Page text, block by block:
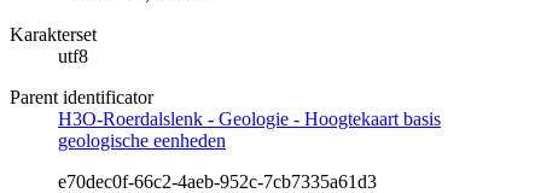
Karakterset
utf8
Parent identificator
H3O-Roerdalslenk - Geologie - Hoogtekaart basis
geologische eenheden
e70dec0f-66c2-4aeb-952c-7cb7335a61d3